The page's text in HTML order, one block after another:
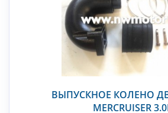
ВЫПУСКНОЕ КОЛЕНО
MERCRUISER